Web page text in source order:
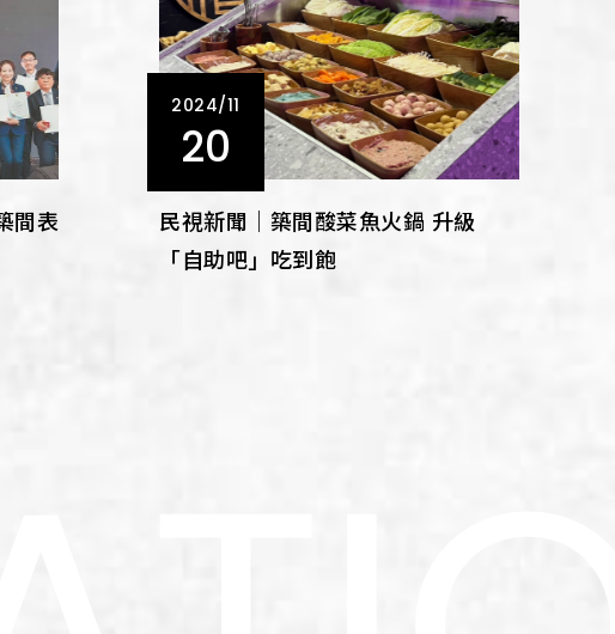
間表
2024/11
20
民視新聞｜築間酸菜魚火鍋 升級
「自助吧」吃到飽